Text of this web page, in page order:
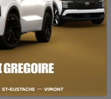
728641
KNDPM3AC4M7895115
Sièges Chauffants
CERTIFIÉE : Inspection en
7 jours ou argent remis.
taux de financement et
Obtenez toujours plus pour